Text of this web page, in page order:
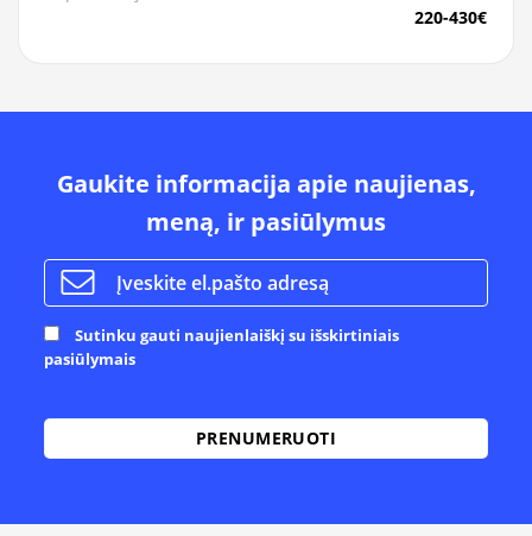
220-430€
Gaukite informacija apie naujienas,
meną, ir pasiūlymus
Sutinku gauti naujienlaiškį su išskirtiniais
pasiūlymais